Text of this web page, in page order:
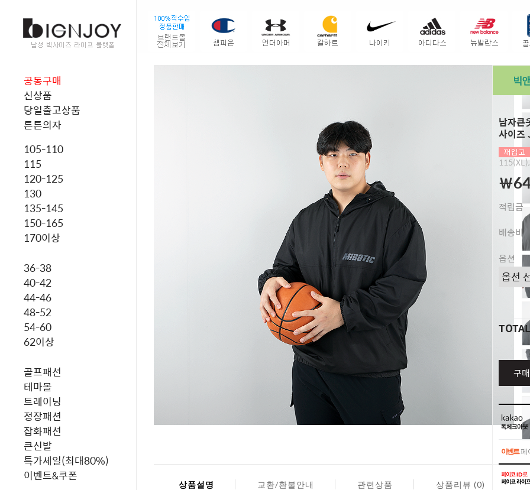
공동구매
신상품
당일출고상품
튼튼의자
105-110
115
120-125
130
135-145
150-165
170이상
36-38
40-42
44-46
48-52
54-60
62이상
골프패션
테마몰
트레이닝
정장패션
잡화패션
큰신발
특가세일(최대80%)
이벤트&쿠폰
남자큰
사이
￦
적립금
배송비
옵션
TOTAL
구
이벤트페
이벤트페
상품설명 교환/환불안내 관련상품 상품리뷰 (0)